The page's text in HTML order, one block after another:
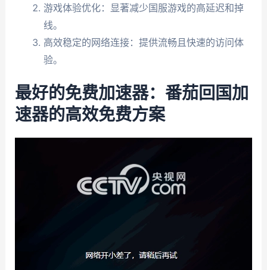
游戏体验优化：显著减少国服游戏的高延迟和掉
线。
高效稳定的网络连接：提供流畅且快速的访问体
验。
最好的免费加速器：番茄回国加
速器的高效免费方案